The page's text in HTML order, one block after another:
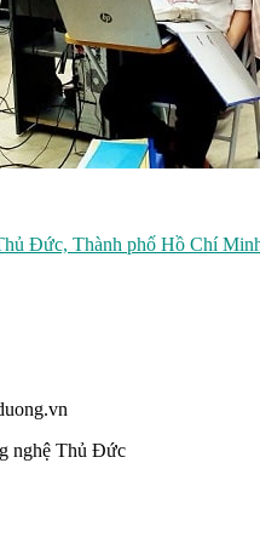
Đức, Thành phố Hồ Chí
nghệ Thủ Đức